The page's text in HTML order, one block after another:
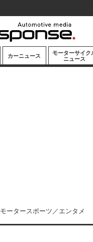
カーニュース
モーターサイク
ニュース
モータースポーツ／エンタメ